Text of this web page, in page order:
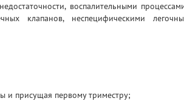
воспалительными
клапанов, неспецифическими
и присущая первому триместру;